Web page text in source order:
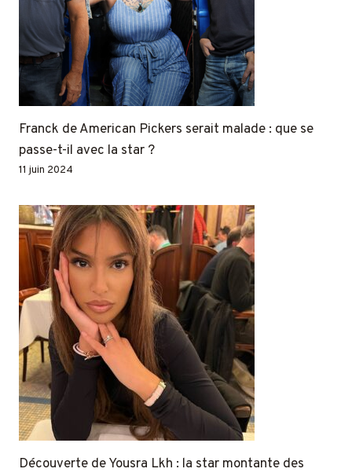
Franck de American Pickers serait malade : que se
passe-t-il avec la star ?
11 juin 2024
Découverte de Yousra Lkh : la star montante des